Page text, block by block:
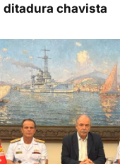
ditadura chavista